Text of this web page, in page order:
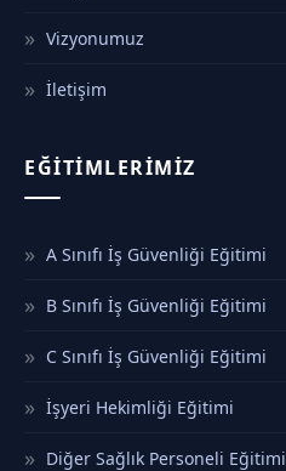
Vizyonumuz
İletişim
EĞITIMLERIMIZ
A Sınıfı İş Güvenliği Eğitimi
B Sınıfı İş Güvenliği Eğitimi
C Sınıfı İş Güvenliği Eğitimi
İşyeri Hekimliği Eğitimi
Diğer Sağlık Personeli Eğitimi